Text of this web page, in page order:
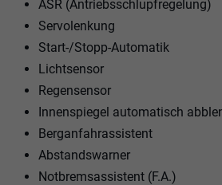
ASR (Antriebsschlupfregelung)
Servolenkung
Start-/Stopp-Automatik
Lichtsensor
Regensensor
Innenspiegel automatisch
Berganfahrassistent
Abstandswarner
Notbremsassistent (F.A.)